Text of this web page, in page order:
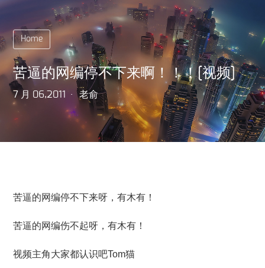
Home
苦逼的网编停不下来啊！！！[视频]
7 月 06,2011 老俞
苦逼的网编停不下来呀，有木有！
苦逼的网编伤不起呀，有木有！
视频主角大家都认识吧Tom猫